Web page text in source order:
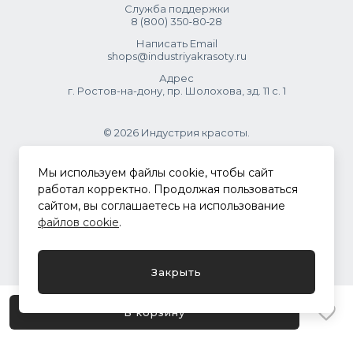
В корзину
Служба поддержки
8 (800) 350‑80‑28
Написать Email
shops@industriyakrasoty.ru
Адрес
г. Ростов-на-дону, пр. Шолохова, зд. 11 с. 1
© 2026 Индустрия красоты.
.
Политика конфиденциальности
Мы используем файлы cookie, чтобы сайт
работал корректно. Продолжая пользоваться
сайтом, вы соглашаетесь на использование
файлов cookie.
Закрыть